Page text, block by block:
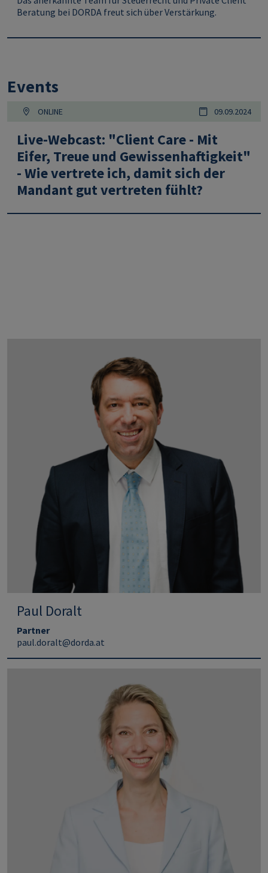
Beratung bei DORDA freut sich über Verstärkung.
Events
ONLINE 09.09.2024
Live-Webcast: "Client Care - Mit
Eifer, Treue und Gewissenhaftigkeit"
- Wie vertrete ich, damit sich der
Mandant gut vertreten fühlt?
Paul Doralt
Partner
paul.doralt@dorda.at